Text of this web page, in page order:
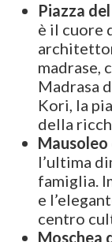
Piazza
è il cuore
madrase,
Madrasa
Kori, la
della
Mausoleo
l’ultima
famiglia.
e
centro
Moschea